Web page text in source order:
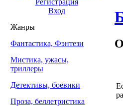
Регистрация
Вход
Жанры
Фантастика, Фэнтези
Мистика, ужасы,
триллеры
Детективы, боевики
Проза, беллетристика